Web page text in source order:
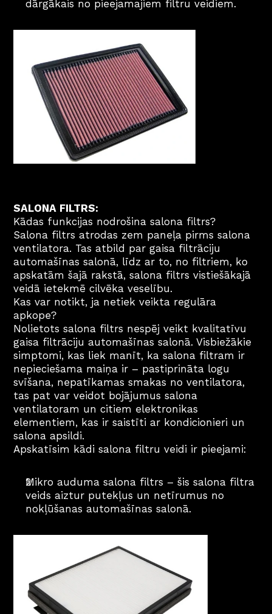
dārgākais no pieejamajiem filtru veidiem.
SALONA FILTRS:
Kādas funkcijas nodrošina salona filtrs?
Salona filtrs atrodas zem paneļa pirms salona
ventilatora. Tas atbild par gaisa filtrāciju
automašīnas salonā, līdz ar to, no filtriem, ko
apskatām šajā rakstā, salona filtrs vistiešākajā
veidā ietekmē cilvēka veselību.
Kas var notikt, ja netiek veikta regulāra
apkope?
Nolietots salona filtrs nespēj veikt kvalitatīvu
gaisa filtrāciju automašīnas salonā. Visbiežākie
simptomi, kas liek manīt, ka salona filtram ir
nepieciešama maiņa ir – pastiprināta logu
svīšana, nepatīkamas smakas no ventilatora,
tas pat var veidot bojājumus salona
ventilatoram un citiem elektronikas
elementiem, kas ir saistīti ar kondicionieri un
salona apsildi.
Apskatīsim kādi salona filtru veidi ir pieejami:
Mikro auduma salona filtrs – šis salona filtra
veids aiztur putekļus un netīrumus no
nokļūšanas automašīnas salonā.